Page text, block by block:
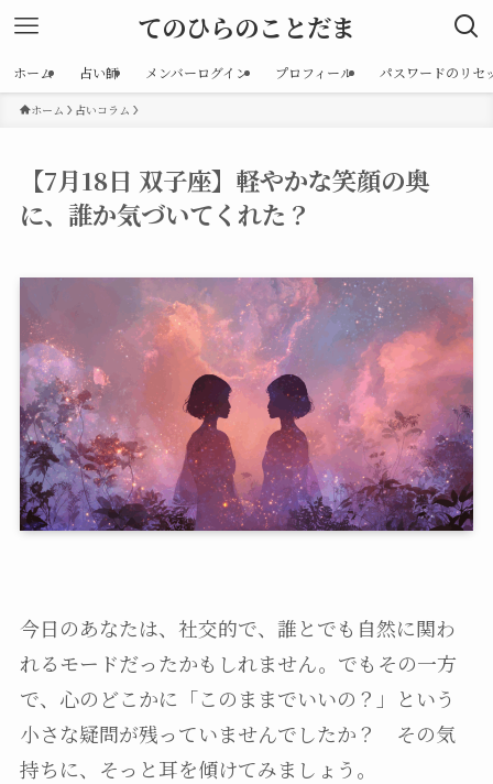
てのひらのことだま
ホーム 占い師 メンバーログイン プロフィール パスワードのリセ
ホーム 占いコラム
【7月18日 双子座】軽やかな笑顔の奥
に、誰か気づいてくれた？
今日のあなたは、社交的で、誰とでも自然に関わ
れるモードだったかもしれません。でもその一方
で、心のどこかに「このままでいいの？」という
小さな疑問が残っていませんでしたか？ その気
持ちに、そっと耳を傾けてみましょう。